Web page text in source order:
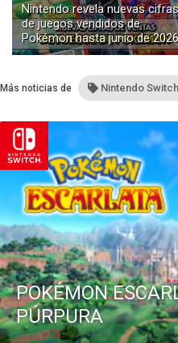
Nintendo revela nuevas cifras
de juegos vendidos de
Pokémon hasta junio de 2026
Más noticias de Nintendo Switch
POKÉMON
PÚRPURA